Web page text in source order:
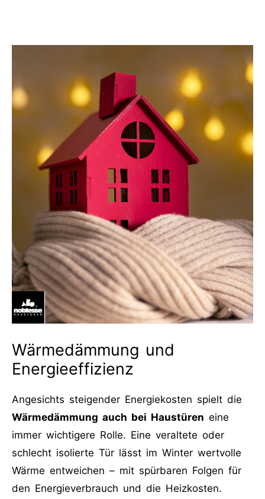
Wärmedämmung und
Energieeffizienz
Angesichts steigender Energiekosten spielt die
Wärmedämmung auch bei Haustüren eine
immer wichtigere Rolle. Eine veraltete oder
schlecht isolierte Tür lässt im Winter wertvolle
Wärme entweichen – mit spürbaren Folgen für
den Energieverbrauch und die Heizkosten.